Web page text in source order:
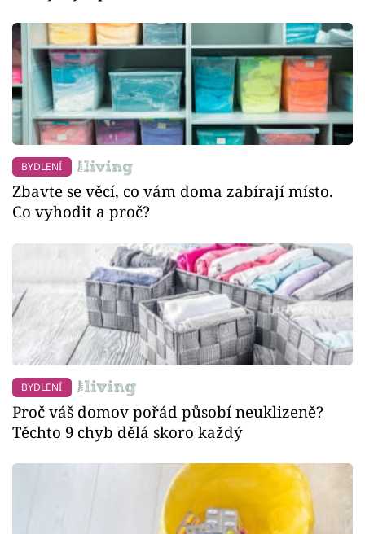
BYDLENÍ
Zbavte se věcí, co vám doma zabírají místo.
Co vyhodit a proč?
BYDLENÍ
Proč váš domov pořád působí neuklizeně?
Těchto 9 chyb dělá skoro každý